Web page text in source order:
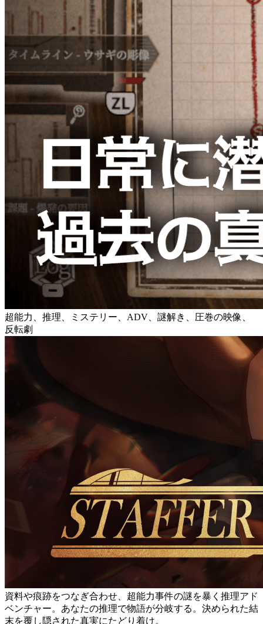
超能力、推理、ミステリー、ADV、謎解き、圧巻の映像、
反転劇
資料や痕跡をつなぎ合わせ、超能力事件の謎を暴く推理アド
ベンチャー。あなたの推理で物語が分岐する。決められた結
末を覆し隠された真実にたどり着け。